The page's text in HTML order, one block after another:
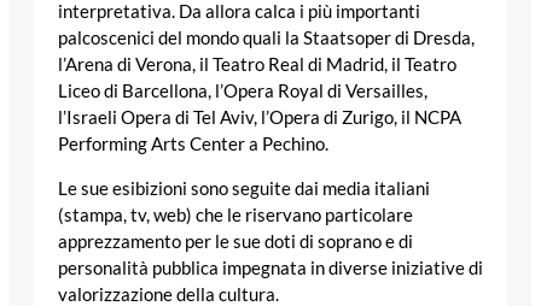
interpretativa. Da allora calca i più importanti
palcoscenici del mondo quali la Staatsoper di Dresda,
l’Arena di Verona, il Teatro Real di Madrid, il Teatro
Liceo di Barcellona, l’Opera Royal di Versailles,
l’Israeli Opera di Tel Aviv, l’Opera di Zurigo, il NCPA
Performing Arts Center a Pechino.
Le sue esibizioni sono seguite dai media italiani
(stampa, tv, web) che le riservano particolare
apprezzamento per le sue doti di soprano e di
personalità pubblica impegnata in diverse iniziative di
valorizzazione della cultura.